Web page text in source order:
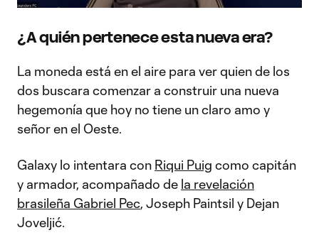
Video
¿A quién pertenece esta nueva era?
La moneda está en el aire para ver quien de los
dos buscara comenzar a construir una nueva
hegemonía que hoy no tiene un claro amo y
señor en el Oeste.
Galaxy lo intentara con Riqui Puig como capitán
y armador, acompañado de la revelación
brasileña Gabriel Pec, Joseph Paintsil y Dejan
Joveljić.